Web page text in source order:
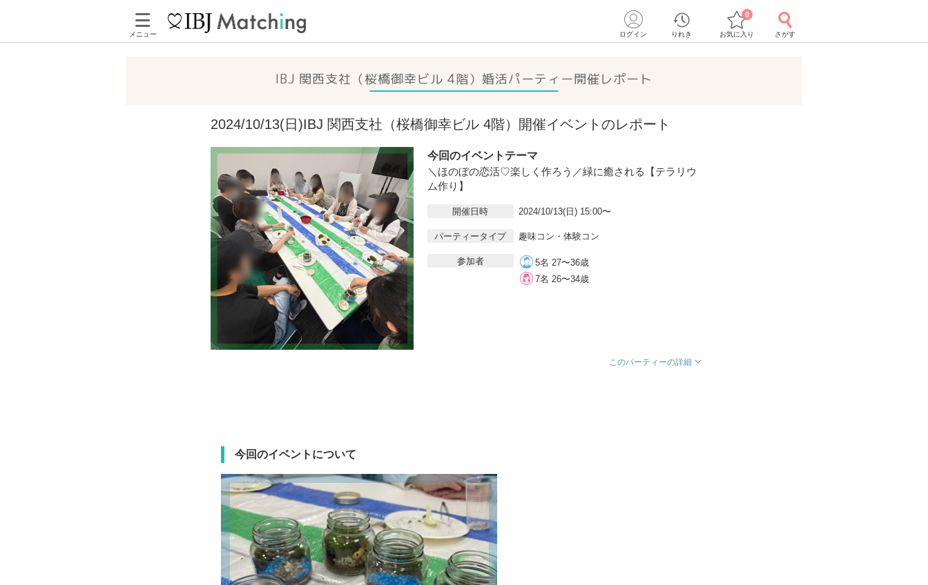
メニュー ログイン りれき お気に入り
0
さがす
IBJ 関西支社（桜橋御幸ビル 4階） 婚活パーティー開催レポート
2024/10/13(日)IBJ 関西支社（桜橋御幸ビル 4階）開催イベントのレポート
今回のイベントテーマ
＼ほのぼの恋活♡楽しく作ろう／緑に癒される【テラリウ
ム作り】
開催日時 2024/10/13(日) 15:00〜
パーティータイプ 趣味コン・体験コン
参加者
5名 27〜36歳
7名 26〜34歳
このパーティーの詳細
今回のイベントについて